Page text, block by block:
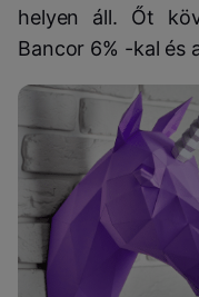
helyen áll. Őt
Bancor 6% -kal és